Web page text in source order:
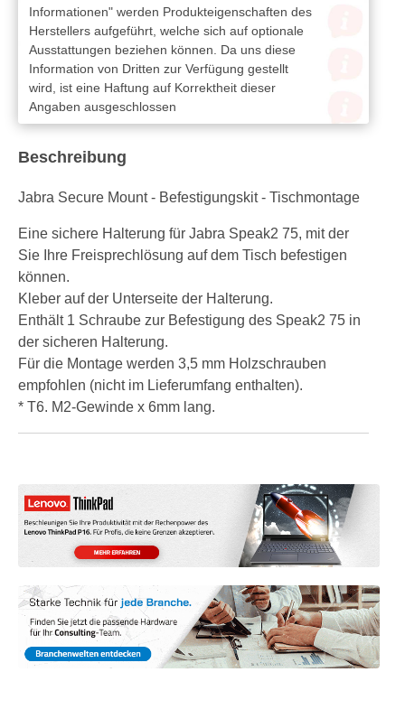
Informationen" werden Produkteigenschaften des
Herstellers aufgeführt, welche sich auf optionale
Ausstattungen beziehen können. Da uns diese
Information von Dritten zur Verfügung gestellt
wird, ist eine Haftung auf Korrektheit dieser
Angaben ausgeschlossen
Beschreibung
Jabra Secure Mount - Befestigungskit - Tischmontage
Eine sichere Halterung für Jabra Speak2 75, mit der
Sie Ihre Freisprechlösung auf dem Tisch befestigen
können.
Kleber auf der Unterseite der Halterung.
Enthält 1 Schraube zur Befestigung des Speak2 75 in
der sicheren Halterung.
Für die Montage werden 3,5 mm Holzschrauben
empfohlen (nicht im Lieferumfang enthalten).
* T6. M2-Gewinde x 6mm lang.